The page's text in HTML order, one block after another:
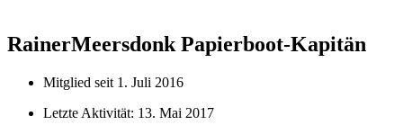
RainerMeersdonk Papierboot-Kapitän
Mitglied seit 1. Juli 2016
Letzte Aktivität: 13. Mai 2017